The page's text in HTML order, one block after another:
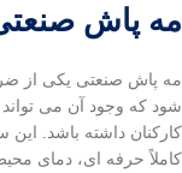
مه پاش
مه پاش صنعتی یکی از
شود که وجود آن می تواند
کارکنان داشته باشد.
کاملاً حرفه ای، دمای